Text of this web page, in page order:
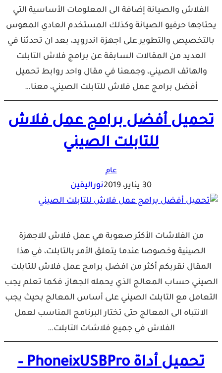
الفلاش والصيانة إضافة الى المعلومات الأساسية التي
يحتاجها حرفيو الصيانة وكذلك المستخدم العادي المهوس
بالتخصيص والتطوير على اجهزة اندرويد، بعد ان تحدثنا في
العديد من المقالات السابقة عن برامج فلاش التابلت
والهاتف الصيني، وجمعنا في مقال واحد روابط تحميل
أفضل برامج عمل فلاش للتابلت الصيني، معنا…
تحميل أفضل برامج عمل فلاش
للتابلت الصيني
عام
30 يناير، 2019 نوراليقين
من الفلاشات الأكثر صعوبة هي عمل فلاش للاجهزة
الصينية وخصوصا عندما يتعلق الأمر بالتابلت، في هذا
المقال نقربكم أكثر من افضل برامج عمل فلاش للتابلت
الصيني حساب المعالج الذي يحمله الجهاز، فكما تعلم يجب
التعامل مع التابلت الصيني على أساس المعالج بحيث يجب
الانتباه الى المعالج حتى تختار البرنامج المناسب لعمل
الفلاش في جميع فلاشات التابلت…
تحميل أداة PhoneixUSBPro –